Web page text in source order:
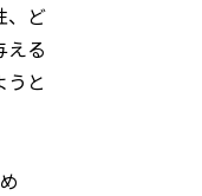
、ど
える
と